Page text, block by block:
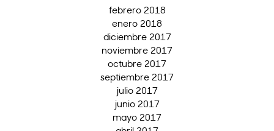
febrero 2018
enero 2018
diciembre 2017
noviembre 2017
octubre 2017
septiembre 2017
julio 2017
junio 2017
mayo 2017